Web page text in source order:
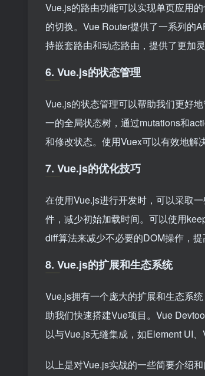
Vue.js的路由功能可以实现单页应用
的切换。Vue Router提供了一系列的
持嵌套路由和动态路由，提供了更加
6. Vue.js的状态管理
Vue.js的状态管理可以帮助我们更好
一的全局状态树，通过mutations和
和修改状态。使用Vuex可以有效地解
7. Vue.js的优化技巧
在使用Vue.js进行开发时，可以采取
件，减少初始加载时间。可以使用
diff算法来减少不必要的DOM操作，提
8. Vue.js的扩展和生态系统
Vue.js拥有一个庞大的扩展和生态系
助我们快速搭建Vue项目。Vue
以与Vue.js无缝集成，如Element UI、
以上是对Vue.js实战的一些简要介绍